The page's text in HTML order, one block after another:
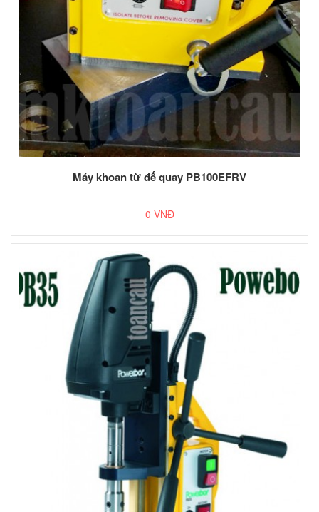
Máy khoan từ đế quay PB100EFRV
0 VNĐ